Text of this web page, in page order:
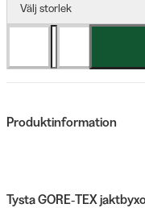
Välj storlek
Produktinformation
Tysta GORE‑TEX